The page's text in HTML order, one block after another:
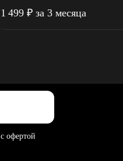
1 499 ₽ за 3 месяца
с офертой